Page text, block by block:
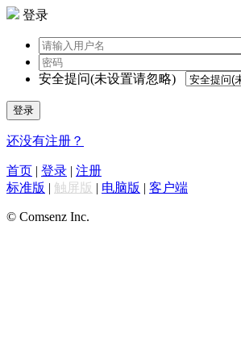
登录
安全提问(未设置请忽略)
登录
还没有注册？
首页 | 登录 | 注册
标准版 | 触屏版 | 电脑版 | 客户端
© Comsenz Inc.